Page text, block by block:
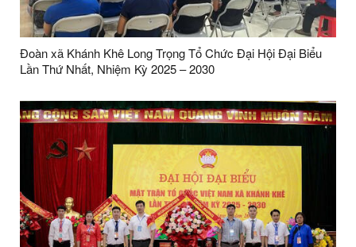
Đoàn xã Khánh Khê Long Trọng Tổ Chức Đại Hội Đại Biểu
Lần Thứ Nhất, Nhiệm Kỳ 2025 – 2030